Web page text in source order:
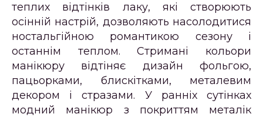
теплих відтінків лаку, які створюють
осінній настрій, дозволяють насолодитися
ностальгійною романтикою сезону і
останнім теплом. Стримані кольори
манікюру відтіняє дизайн фольгою,
пацьорками, блискітками, металевим
декором і стразами. У ранніх сутінках
модний манікюр з покриттям металік